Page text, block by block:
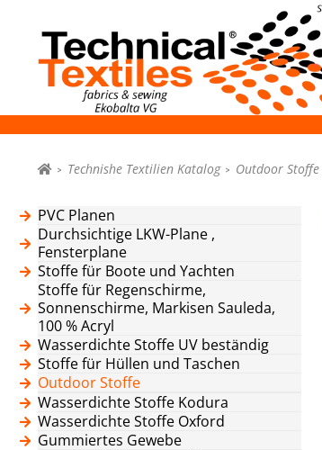
Technishe Textilien Katalog Outdoor Stoffe
PVC Planen
Durchsichtige LKW-Plane ,
Fensterplane
Stoffe für Boote und Yachten
Stoffe für Regenschirme,
Sonnenschirme, Markisen Sauleda,
100 % Acryl
Wasserdichte Stoffe UV beständig
Stoffe für Hüllen und Taschen
Outdoor Stoffe
Wasserdichte Stoffe Kodura
Wasserdichte Stoffe Oxford
Gummiertes Gewebe